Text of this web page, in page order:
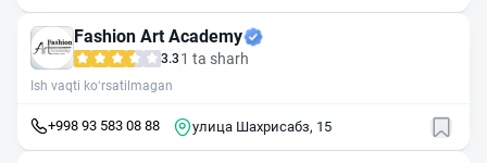
Fashion Art Academy
3.3 1 ta sharh
Ish vaqti ko‘rsatilmagan
+998 93 583 08 88 улица Шахрисабз, 15